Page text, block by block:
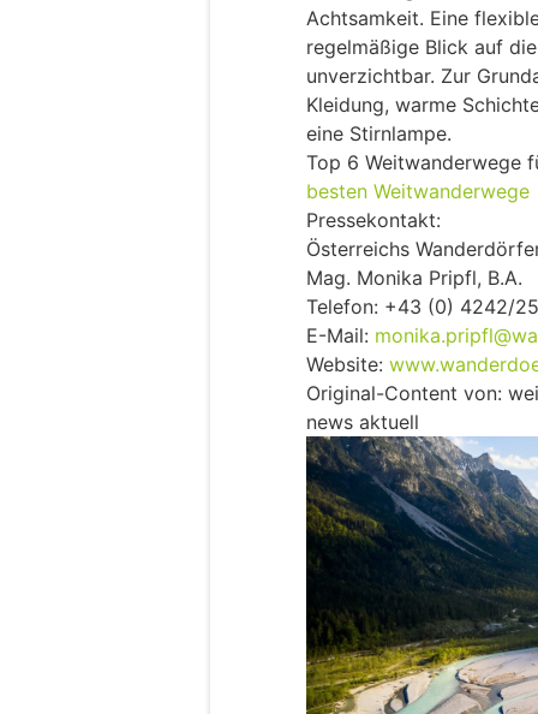
Achtsamkeit. Eine
regelmäßige Blick auf
unverzichtbar. Zur
Kleidung, warme
eine Stirnlampe.
Top 6 Weitwanderwege
besten Weitwanderwege
Pressekontakt:
Österreichs
Mag. Monika Pripfl, B.A.
Telefon: +43 (0) 4242/
E-Mail:
Website:
Original-Content von:
news aktuell